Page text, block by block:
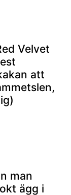
Velvet
att
man
ägg i